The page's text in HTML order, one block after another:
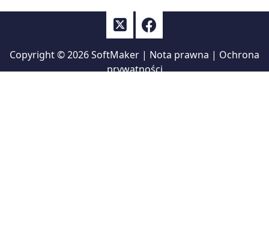
Copyright © 2026SoftMaker | Nota prawna | Ochrona
prywatności